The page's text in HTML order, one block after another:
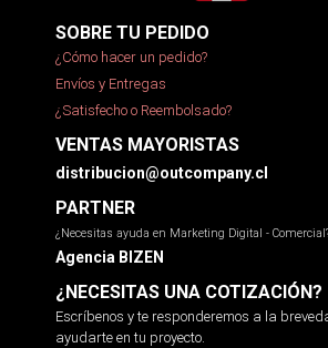
SOBRE TU PEDIDO
¿Cómo hacer un pedido?
Envíos y Entregas
¿Satisfecho o Reembolsado?
VENTAS MAYORISTAS
distribucion@outcompany.cl
PARTNER
¿Necesitas ayuda en Marketing Digital -
Agencia BIZEN
¿NECESITAS UNA COTIZACIÓN?
Escríbenos y te responderemos a la
ayudarte en tu proyecto.